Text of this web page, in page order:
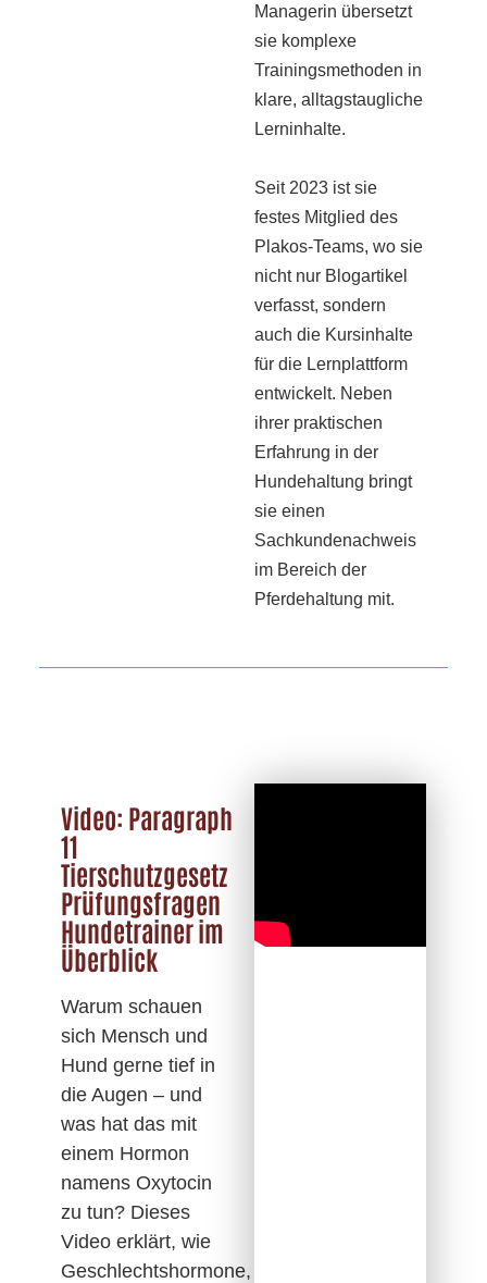
Managerin übersetzt
sie komplexe
Trainingsmethoden in
klare, alltagstaugliche
Lerninhalte.
Seit 2023 ist sie
festes Mitglied des
Plakos-Teams, wo sie
nicht nur Blogartikel
verfasst, sondern
auch die Kursinhalte
für die Lernplattform
entwickelt. Neben
ihrer praktischen
Erfahrung in der
Hundehaltung bringt
sie einen
Sachkundenachweis
im Bereich der
Pferdehaltung mit.
Video: Paragraph
11
Tierschutzgesetz
Prüfungsfragen
Hundetrainer im
Überblick
Warum schauen
sich Mensch und
Hund gerne tief in
die Augen – und
was hat das mit
einem Hormon
namens Oxytocin
zu tun? Dieses
Video erklärt, wie
Geschlechtshormone,